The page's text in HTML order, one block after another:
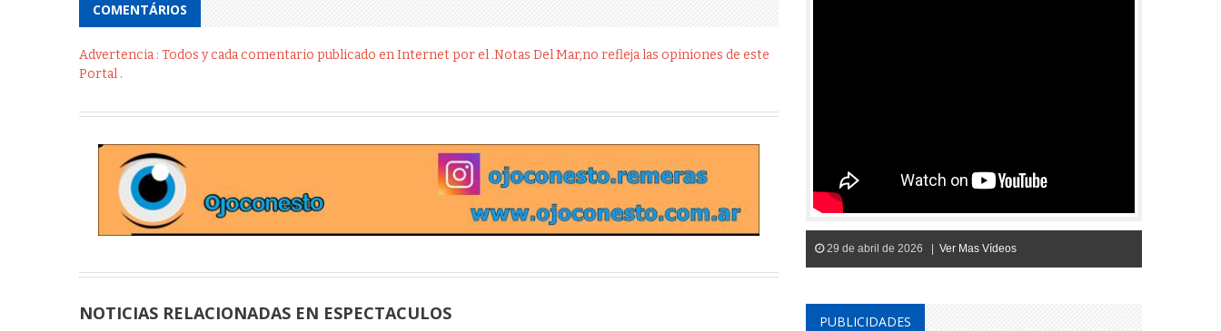
COMENTÁRIOS
Advertencia : Todos y cada comentario publicado en Internet por el .Notas Del Mar,no refleja las opiniones de este
Portal .
NOTICIAS RELACIONADAS EN ESPECTACULOS
29 de abril de 2026 | Ver Mas Vídeos
PUBLICIDADES